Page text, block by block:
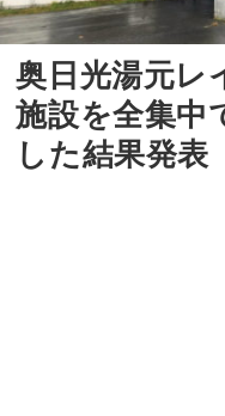
奥日光湯元レ
施設を全集中
した結果発表